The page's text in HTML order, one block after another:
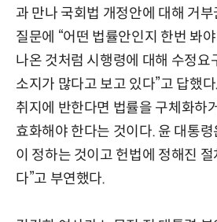
과 만나 국회법 개정안에 대해 거
질문에 “어떤 법률안인지 한번 봐
나온 것처럼 시행령에 대해 수정요
소지가 많다고 보고 있다”고 답했
취지에 반한다면 법률을 구체화하
효화해야 한다는 것이다. 윤 대통
이 정하는 것이고 헌법에 정해진
다”고 부연했다.